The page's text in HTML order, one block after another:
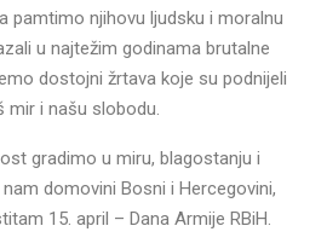
pamtimo njihovu ljudsku i moralnu
u najtežim godinama brutalne
dostojni žrtava koje su podnijeli
mir i našu slobodu.
gradimo u miru, blagostanju i
domovini Bosni i Hercegovini,
15. april – Dana Armije RBiH.